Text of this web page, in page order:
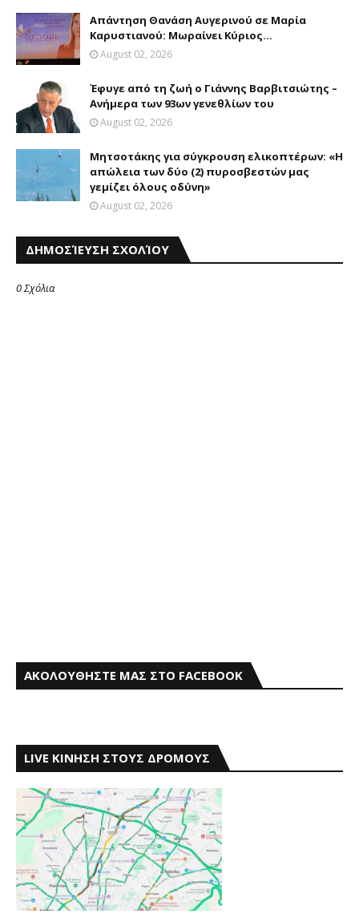
Aπάντηση Θανάση Aυγερινού σε Mαρία
Kαρυστιανού: Mωραίνει Kύριος...
August 02, 2026
Έφυγε από τη ζωή ο Γιάννης Βαρβιτσιώτης –
Ανήμερα των 93ων γενεθλίων του
August 02, 2026
Μητσοτάκης για σύγκρουση ελικοπτέρων: «Η
απώλεια των δύο (2) πυροσβεστών μας
γεμίζει όλους οδύνη»
August 02, 2026
ΔΗΜΟΣΊΕΥΣΗ ΣΧΟΛΊΟΥ
0 Σχόλια
ΑΚΟΛΟΥΘΗΣΤΕ ΜΑΣ ΣΤΟ FACEBOOK
LIVE ΚΙΝΗΣΗ ΣΤΟΥΣ ΔΡΟΜΟΥΣ